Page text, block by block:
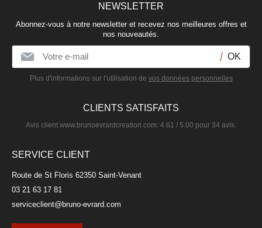
Assiette à dessert en porcelaine 21,5cm
NOIZAY
10,50 €
NEWSLETTER
Abonnez-vous à notre newsletter et recevez nos meilleures offres et
nos nouveautés.
Plus d'informations sur l'utilisation de vos données personnelles
CLIENTS SATISFAITS
Avis client www.brunoevrardcreation.com: 4.61 / 5.00 pour 34 avis.
SERVICE CLIENT
Route de St Floris 62350 Saint-Venant
03 21 63 17 81
serviceclient@bruno-evrard.com